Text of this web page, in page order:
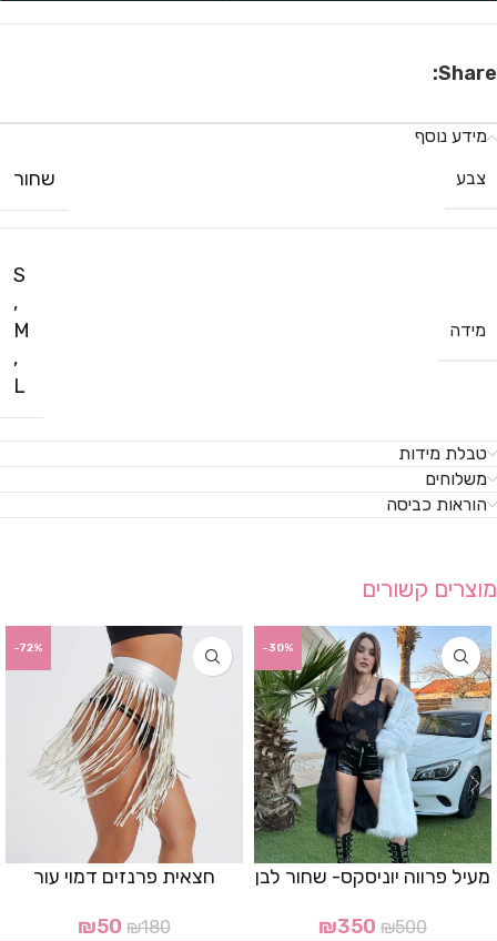
Share:
מידע נוסף
צבע
שחור
מידה
S
,
M
,
L
טבלת מידות
משלוחים
הוראות כביסה
מוצרים קשורים
-30%
מעיל פרווה יוניסקס- שחור לבן
₪500
₪350
-72%
חצאית פרנזים דמוי עור
₪180
₪50